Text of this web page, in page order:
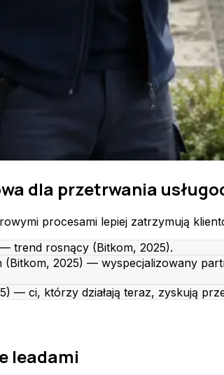
dla przetrwania
procesami lepiej zatrzymują
trend rosnący (Bitkom, 2025).
2025) — wyspecjalizowany
— ci, którzy działają teraz, zyskują
leadami